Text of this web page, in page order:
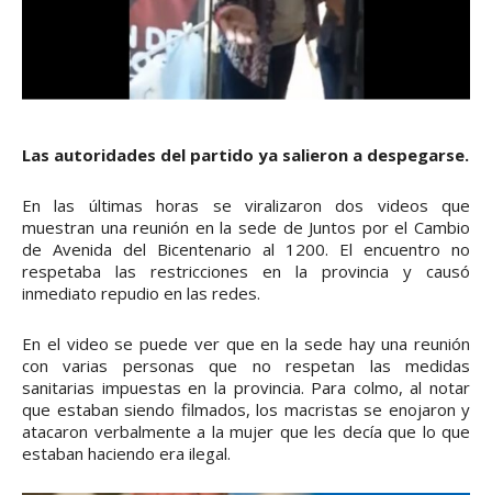
Las autoridades del partido ya salieron a despegarse.
En las últimas horas se viralizaron dos videos que
muestran una reunión en la sede de Juntos por el Cambio
de Avenida del Bicentenario al 1200. El encuentro no
respetaba las restricciones en la provincia y causó
inmediato repudio en las redes.
En el video se puede ver que en la sede hay una reunión
con varias personas que no respetan las medidas
sanitarias impuestas en la provincia. Para colmo, al notar
que estaban siendo filmados, los macristas se enojaron y
atacaron verbalmente a la mujer que les decía que lo que
estaban haciendo era ilegal.